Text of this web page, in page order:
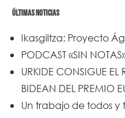
ÚLTIMAS NOTICIAS
Ikasgiltza: Proyecto
PODCAST «SIN
URKIDE CONSIGUE
BIDEAN DEL PREMIO
Un trabajo de todos y